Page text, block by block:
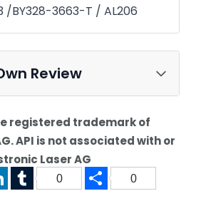
/BY328-3663-T / AL206
Review
registered trademark of
API is not associated with or
Laser AG
LinkedInTumblr
0 Share
0